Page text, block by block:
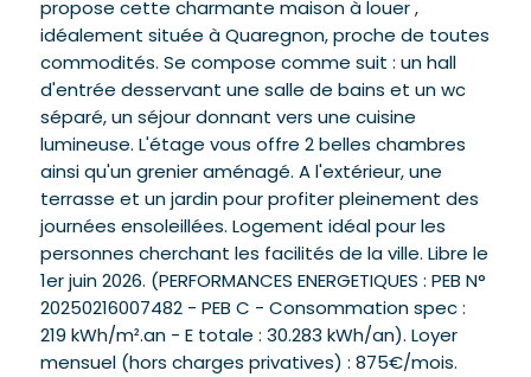
propose cette charmante maison à louer ,
idéalement située à Quaregnon, proche de toutes
commodités. Se compose comme suit : un hall
d'entrée desservant une salle de bains et un wc
séparé, un séjour donnant vers une cuisine
lumineuse. L'étage vous offre 2 belles chambres
ainsi qu'un grenier aménagé. A l'extérieur, une
terrasse et un jardin pour profiter pleinement des
journées ensoleillées. Logement idéal pour les
personnes cherchant les facilités de la ville. Libre le
1er juin 2026. (PERFORMANCES ENERGETIQUES : PEB N°
20250216007482 - PEB C - Consommation spec :
219 kWh/m².an - E totale : 30.283 kWh/an). Loyer
mensuel (hors charges privatives) : 875€/mois.